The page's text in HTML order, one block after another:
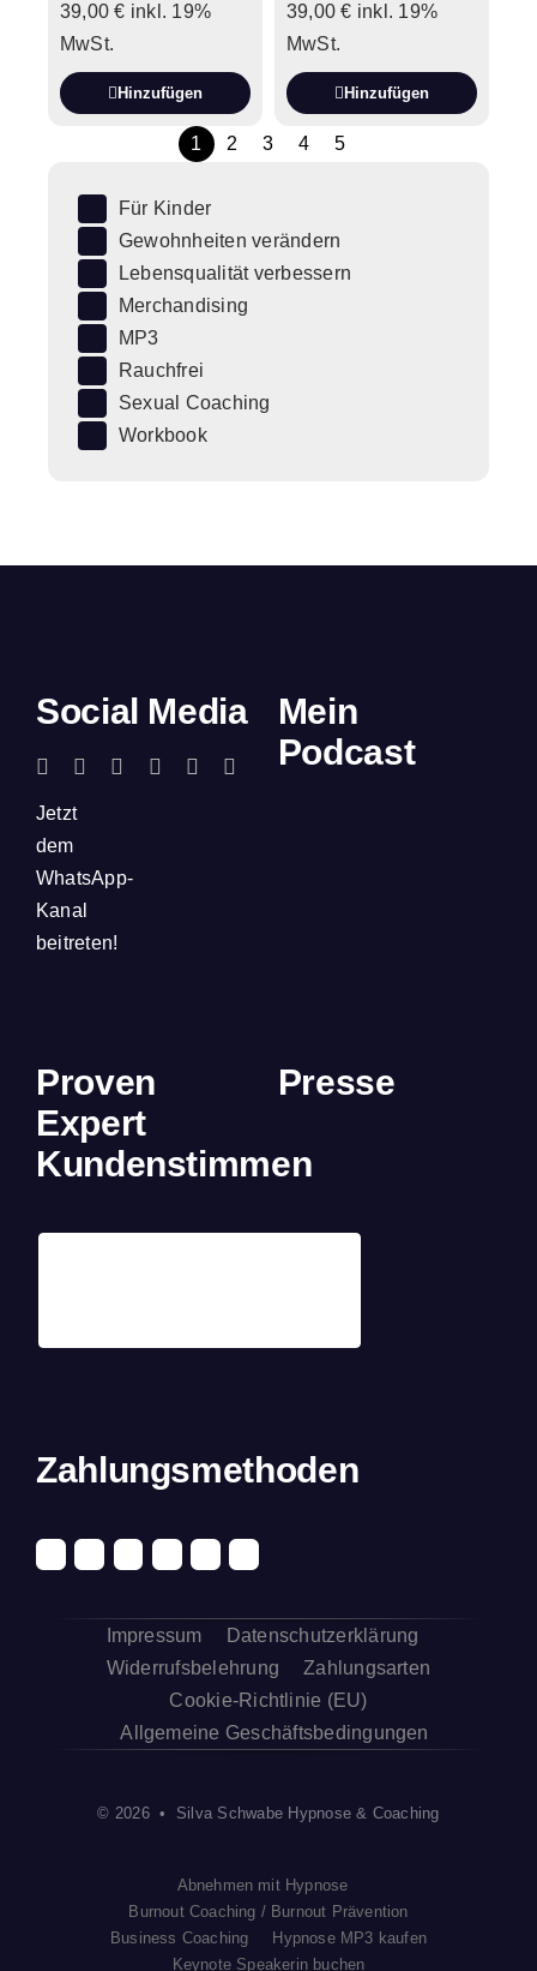
39,00€ inkl. 19%
MwSt.
Hinzufügen
39,00€ inkl. 19%
MwSt.
Hinzufügen
1 2 3 4 5
Für Kinder
Gewohnheiten verändern
Lebensqualität verbessern
Merchandising
MP3
Rauchfrei
Sexual Coaching
Workbook
Social Media
Jetzt
dem
WhatsApp-
Kanal
beitreten!
Mein
Podcast
Proven
Expert
Kundenstimmen
Presse
Zahlungsmethoden
Impressum
Datenschutzerklärung
Widerrufsbelehrung
Zahlungsarten
Cookie-Richtlinie (EU)
Allgemeine Geschäftsbedingungen
© 2026 • Silva Schwabe Hypnose & Coaching
Abnehmen mit Hypnose
Burnout Coaching / Burnout Prävention
Business Coaching
Hypnose MP3 kaufen
Keynote Speakerin buchen